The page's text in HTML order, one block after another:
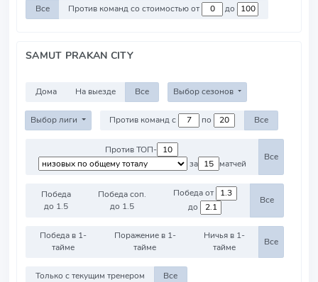
Все Против команд со стоимостью от до
SAMUT PRAKAN CITY
Дома На выезде Все Выбор сезонов
Выбор лиги Против команд с по Все
Против ТОП-
за
матчей
Все
Победа
до 1.5
Победа соп.
до 1.5
Победа от
до
Все
Победа в 1-
тайме
Поражение в 1-
тайме
Ничья в 1-
тайме
Все
Только с текущим тренером Все